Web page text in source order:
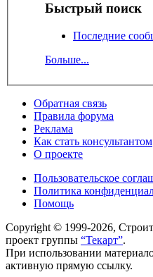
Быстрый поиск
Последние
Больше...
Обратная связь
Правила форума
Реклама
Как стать консультантом
О проекте
Пользовательское
Политика
Помощь
Copyright © 1999-2026,
проект группы “Текарт”.
При использовании
активную прямую ссылку.